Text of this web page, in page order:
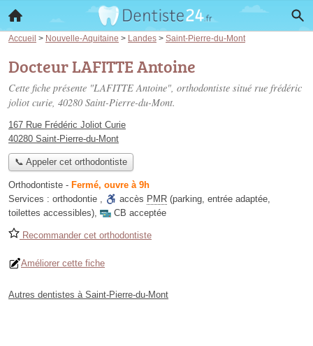
Accueil > Nouvelle-Aquitaine > Landes > Saint-Pierre-du-Mont
Docteur LAFITTE Antoine
Cette fiche présente "LAFITTE Antoine", orthodontiste situé rue frédéric
joliot curie, 40280 Saint-Pierre-du-Mont.
167 Rue Frédéric Joliot Curie
40280 Saint-Pierre-du-Mont
📞 Appeler cet orthodontiste
Orthodontiste - Fermé, ouvre à 9h
Services : orthodontie , accès PMR (parking, entrée adaptée,
toilettes accessibles), CB acceptée
Recommander cet orthodontiste
Améliorer cette fiche
Autres dentistes à Saint-Pierre-du-Mont